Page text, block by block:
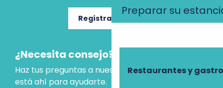
Preparar su
Restaurantes y
Regístrate ahora
¿Necesita consejo?
Haz tus preguntas a nuestro asistente virtual, que
está ahí para ayudarte.